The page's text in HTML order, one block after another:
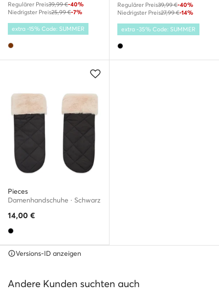
Regulärer Preis39,99 €-40%
Niedrigster Preis25,99 €-7%
extra -15% Code: SUMMER
Regulärer Preis39,99 €-40%
Niedrigster Preis27,99 €-14%
extra -35% Code: SUMMER
Pieces
Damenhandschuhe · Schwarz
14,00 €
Versions-ID anzeigen
Andere Kunden suchten auch